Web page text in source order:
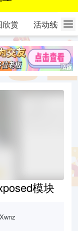
欣赏 活动线报
模块